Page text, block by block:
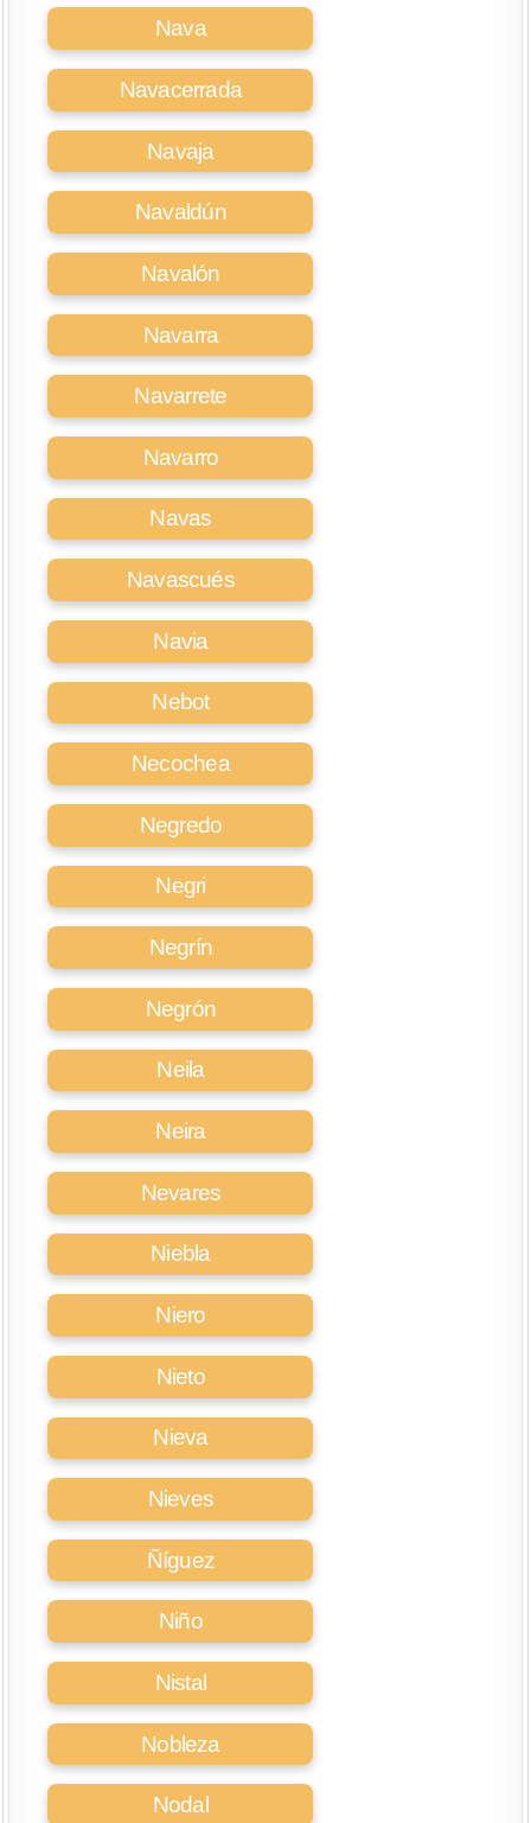
Nava
Navacerrada
Navaja
Navaldún
Navalón
Navarra
Navarrete
Navarro
Navas
Navascués
Navia
Nebot
Necochea
Negredo
Negri
Negrín
Negrón
Neila
Neira
Nevares
Niebla
Niero
Nieto
Nieva
Nieves
Ñíguez
Niño
Nistal
Nobleza
Nodal